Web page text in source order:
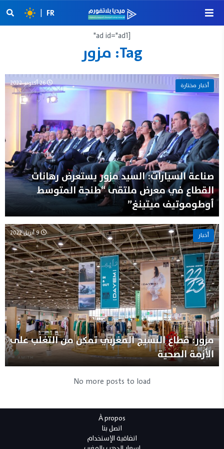
FR
|
[ad id="ad1"
Tag: مزور
أخبار مختارة
صناعة السيارات: السيد مزور يستعرض رهانات
القطاع في معرض ملتقى “طنجة المتوسط
أوطوموتیف میتینغ”
26 أكتوبر 2022
أخبار
مزور: قطاع النسيج المغربي تمكن من التغلب على
الأزمة الصحية
9 أبريل 2022
No more posts to load
À propos
اتصل بنا
اتفاقية الإستخدام